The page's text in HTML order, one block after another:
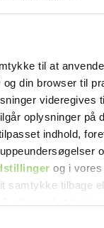
til at
og din browser til
videregives
oplysninger på
indhold,
og i vores
samtykke tilbage